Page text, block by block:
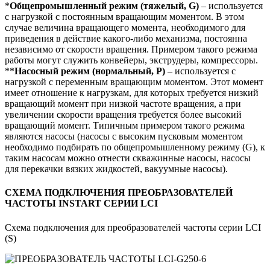
*Общепромышленный режим (тяжелый, G) – используется
с нагрузкой с постоянным вращающим моментом. В этом
случае величина вращающего момента, необходимого для
приведения в действие какого-либо механизма, постоянна
независимо от скорости вращения. Примером такого режима
работы могут служить конвейеры, экструдеры, компрессоры.
**Насосный режим (нормальный, P) – используется с
нагрузкой с переменным вращающим моментом. Этот момент
имеет отношение к нагрузкам, для которых требуется низкий
вращающий момент при низкой частоте вращения, а при
увеличении скорости вращения требуется более высокий
вращающий момент. Типичным примером такого режима
являются насосы (насосы с высоким пусковым моментом
необходимо подбирать по общепромышленному режиму (G), к
таким насосам можно отнести скважинные насосы, насосы
для перекачки вязких жидкостей, вакуумные насосы).
СХЕМА ПОДКЛЮЧЕНИЯ ПРЕОБРАЗОВАТЕЛЕЙ
ЧАСТОТЫ INSTART СЕРИИ LCI
Схема подключения для преобразователей частоты серии LCI
(S)